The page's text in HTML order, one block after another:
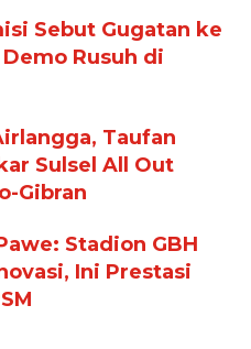
Sebut Gugatan ke
Rusuh di
Taufan
Sulsel All Out
Gibran
Stadion GBH
Ini Prestasi